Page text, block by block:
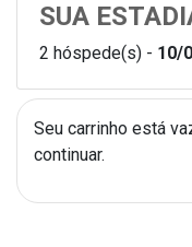
SUA
2 hóspede(s) - 10/
Seu carrinho está
continuar.